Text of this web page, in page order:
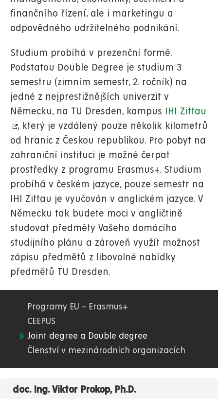
finančního řízení, ale i marketingu a
odpovědného udržitelného podnikání.
Studium probíhá v prezenční formě.
Podstatou Double Degree je studium 3
semestru (zimním semestr, 2. ročník) na
jedné z nejprestižnějších univerzit v
Německu, na TU Dresden, kampus
IHI Zittau
, který je vzdálený pouze několik kilometrů
od hranic z Českou republikou. Pro pobyt na
zahraniční instituci je možné čerpat
prostředky z programu Erasmus+. Studium
probíhá v českém jazyce, pouze semestr na
IHI Zittau je vyučován v anglickém jazyce. V
Německu tak budete moci v angličtině
studovat předměty Vašeho domácího
studijního plánu a zároveň využít možnost
zápisu předmětů z libovolné nabídky
předmětů TU Dresden.
03.
FES
Programy EU – Erasmus+
CEEPUS
Joint degree a Double degree
Členství v mezinárodních organizacích
doc. Ing. Viktor Prokop, Ph.D.